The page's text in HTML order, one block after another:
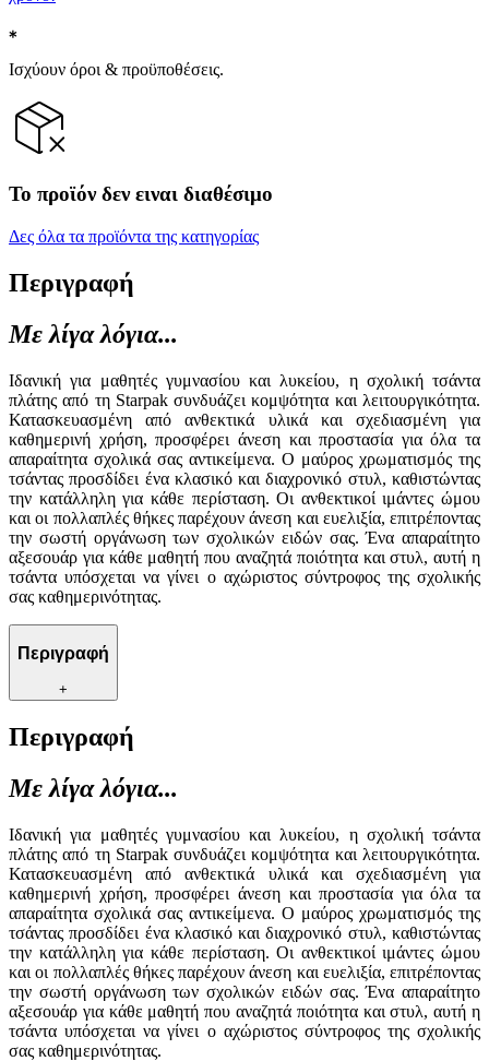
Ισχύουν όροι & προϋποθέσεις.
Το προϊόν δεν ειναι διαθέσιμο
Δες όλα τα προϊόντα της κατηγορίας
Περιγραφή
Με λίγα λόγια...
Ιδανική για μαθητές γυμνασίου και λυκείου, η σχολική τσάντα
πλάτης από τη Starpak συνδυάζει κομψότητα και λειτουργικότητα.
Κατασκευασμένη από ανθεκτικά υλικά και σχεδιασμένη για
καθημερινή χρήση, προσφέρει άνεση και προστασία για όλα τα
απαραίτητα σχολικά σας αντικείμενα. Ο μαύρος χρωματισμός της
τσάντας προσδίδει ένα κλασικό και διαχρονικό στυλ, καθιστώντας
την κατάλληλη για κάθε περίσταση. Οι ανθεκτικοί ιμάντες ώμου
και οι πολλαπλές θήκες παρέχουν άνεση και ευελιξία, επιτρέποντας
την σωστή οργάνωση των σχολικών ειδών σας. Ένα απαραίτητο
αξεσουάρ για κάθε μαθητή που αναζητά ποιότητα και στυλ, αυτή η
τσάντα υπόσχεται να γίνει ο αχώριστος σύντροφος της σχολικής
σας καθημερινότητας.
Περιγραφή
+
Περιγραφή
Με λίγα λόγια...
Ιδανική για μαθητές γυμνασίου και λυκείου, η σχολική τσάντα
πλάτης από τη Starpak συνδυάζει κομψότητα και λειτουργικότητα.
Κατασκευασμένη από ανθεκτικά υλικά και σχεδιασμένη για
καθημερινή χρήση, προσφέρει άνεση και προστασία για όλα τα
απαραίτητα σχολικά σας αντικείμενα. Ο μαύρος χρωματισμός της
τσάντας προσδίδει ένα κλασικό και διαχρονικό στυλ, καθιστώντας
την κατάλληλη για κάθε περίσταση. Οι ανθεκτικοί ιμάντες ώμου
και οι πολλαπλές θήκες παρέχουν άνεση και ευελιξία, επιτρέποντας
την σωστή οργάνωση των σχολικών ειδών σας. Ένα απαραίτητο
αξεσουάρ για κάθε μαθητή που αναζητά ποιότητα και στυλ, αυτή η
τσάντα υπόσχεται να γίνει ο αχώριστος σύντροφος της σχολικής
σας καθημερινότητας.